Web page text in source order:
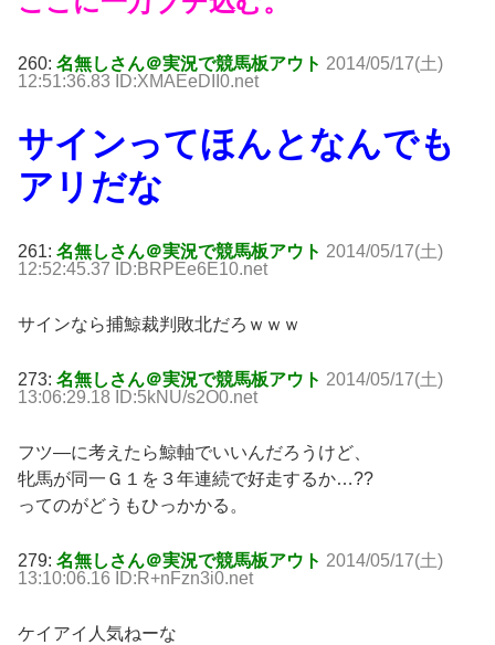
260: 名無しさん＠実況で競馬板アウト 2014/05/17(土)
12:51:36.83 ID:XMAEeDII0.net
サインってほんとなんでも
アリだな
261: 名無しさん＠実況で競馬板アウト 2014/05/17(土)
12:52:45.37 ID:BRPEe6E10.net
サインなら捕鯨裁判敗北だろｗｗｗ
273: 名無しさん＠実況で競馬板アウト 2014/05/17(土)
13:06:29.18 ID:5kNU/s2O0.net
フツ―に考えたら鯨軸でいいんだろうけど、
牝馬が同一Ｇ１を３年連続で好走するか…??
ってのがどうもひっかかる。
279: 名無しさん＠実況で競馬板アウト 2014/05/17(土)
13:10:06.16 ID:R+nFzn3i0.net
ケイアイ人気ねーな